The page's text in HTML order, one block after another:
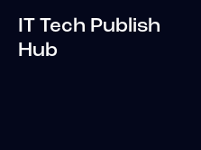
IT Tech Publish
Hub